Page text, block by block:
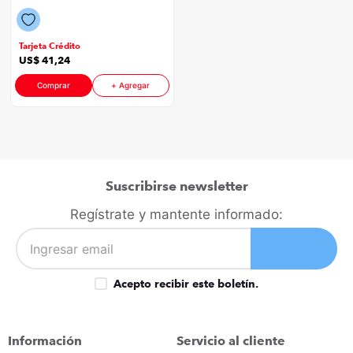
Tarjeta Crédito
US$41,24
Comprar + Agregar
Suscribirse newsletter
Regístrate y mantente informado:
Acepto recibir este boletín.
Información Servicio al cliente
9
10 . cocina